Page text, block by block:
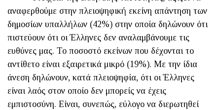
αναφερθούμε στην πλειοψηφική εκείνη απάντηση των
δημοσίων υπαλλήλων (42%) στην οποία δηλώνουν ότι
πιστεύουν ότι οι Έλληνες δεν αναλαμβάνουμε τις
ευθύνες μας. Το ποσοστό εκείνων που δέχονται το
αντίθετο είναι εξαιρετικά μικρό (19%). Με την ίδια
άνεση δηλώνουν, κατά πλειοψηφία, ότι οι Έλληνες
είναι λαός στον οποίο δεν μπορείς να έχεις
εμπιστοσύνη. Είναι, συνεπώς, εύλογο να διερωτηθεί